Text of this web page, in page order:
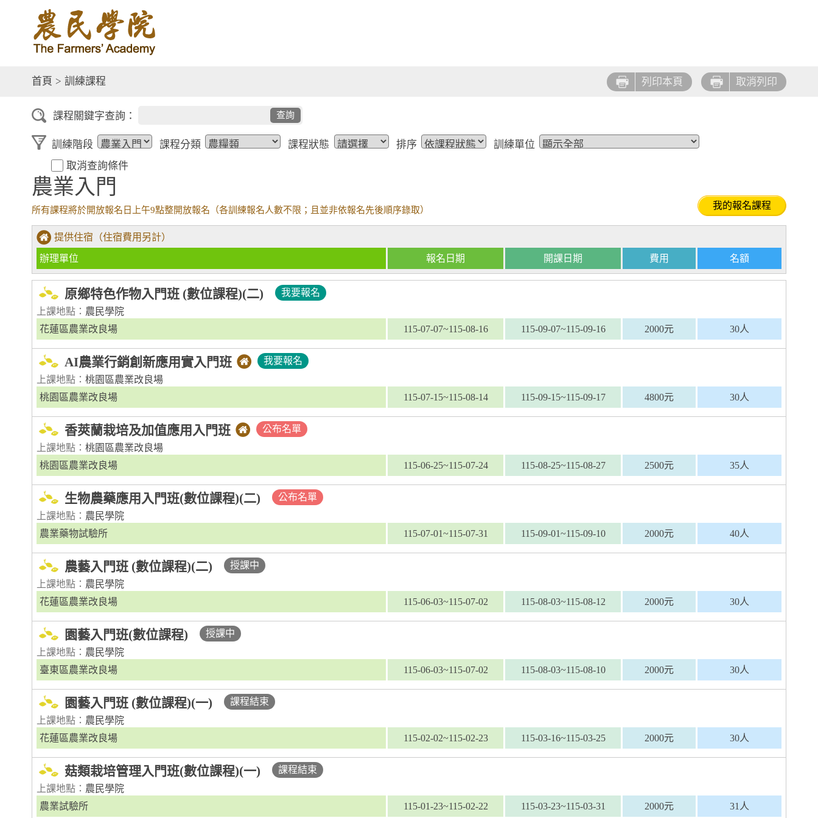
首頁 > 訓練課程 取消列印
列印本頁
課程關鍵字查詢： 查詢
訓練階段 課程分類 課程狀態 排序
訓練單位
取消查詢條件
農業入門
所有課程將於開放報名日上午9點整開放報名（各訓練報名人數不限；且並非依報名先後順序錄取） 我的報名課程
提供住宿（住宿費用另計）
辦理單位 報名日期 開課日期 費用 名額
原鄉特色作物入門班 (數位課程)(二)
我要報名
上課地點： 農民學院
花蓮區農業改良場
115-07-07~115-08-16 115-09-07~115-09-16 2000元 30人
AI農業行銷創新應用實入門班
我要報名
上課地點： 桃園區農業改良場
桃園區農業改良場
115-07-15~115-08-14 115-09-15~115-09-17 4800元 30人
香莢蘭栽培及加值應用入門班
公布名單
上課地點： 桃園區農業改良場
桃園區農業改良場
115-06-25~115-07-24 115-08-25~115-08-27 2500元 35人
生物農藥應用入門班(數位課程)(二)
公布名單
上課地點： 農民學院
農業藥物試驗所
115-07-01~115-07-31 115-09-01~115-09-10 2000元 40人
農藝入門班 (數位課程)(二)
授課中
上課地點： 農民學院
花蓮區農業改良場
115-06-03~115-07-02 115-08-03~115-08-12 2000元 30人
園藝入門班(數位課程)
授課中
上課地點： 農民學院
臺東區農業改良場
115-06-03~115-07-02 115-08-03~115-08-10 2000元 30人
園藝入門班 (數位課程)(一)
課程結束
上課地點： 農民學院
花蓮區農業改良場
115-02-02~115-02-23 115-03-16~115-03-25 2000元 30人
菇類栽培管理入門班(數位課程)(一)
課程結束
上課地點： 農民學院
農業試驗所
115-01-23~115-02-22 115-03-23~115-03-31 2000元 31人